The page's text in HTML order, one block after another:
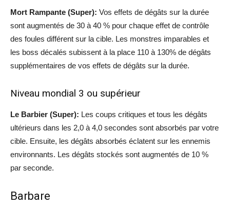
Mort Rampante (Super): Vos effets de dégâts sur la durée
sont augmentés de 30 à 40 % pour chaque effet de contrôle
des foules différent sur la cible. Les monstres imparables et
les boss décalés subissent à la place 110 à 130% de dégâts
supplémentaires de vos effets de dégâts sur la durée.
Niveau mondial 3 ou supérieur
Le Barbier (Super): Les coups critiques et tous les dégâts
ultérieurs dans les 2,0 à 4,0 secondes sont absorbés par votre
cible. Ensuite, les dégâts absorbés éclatent sur les ennemis
environnants. Les dégâts stockés sont augmentés de 10 %
par seconde.
Barbare